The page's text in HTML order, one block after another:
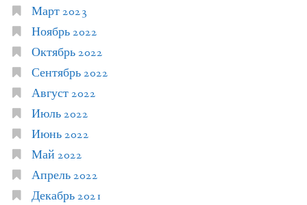
Март 2023
Ноябрь 2022
Октябрь 2022
Сентябрь 2022
Август 2022
Июль 2022
Июнь 2022
Май 2022
Апрель 2022
Декабрь 2021